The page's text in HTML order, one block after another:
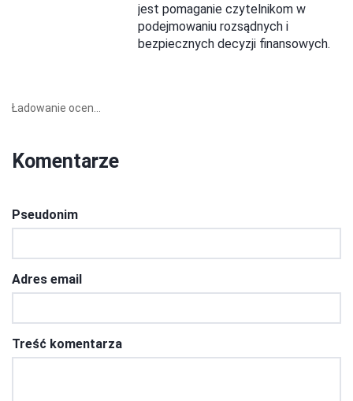
jest pomaganie czytelnikom w
podejmowaniu rozsądnych i
bezpiecznych decyzji finansowych.
Ładowanie ocen...
Komentarze
Pseudonim
Adres email
Treść komentarza